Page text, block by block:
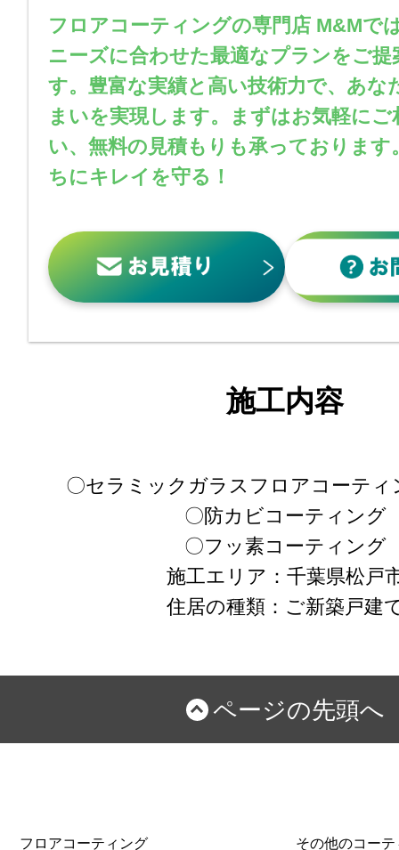
フロアコーティングの専門店 M&Mで
ニーズに合わせた最適なプランをご提
す。豊富な実績と高い技術力で、あな
まいを実現します。まずはお気軽にご
い、無料の見積もりも承っております
ちにキレイを守る！
施工内容
〇セラミックガラスフロアコーティ
〇防カビコーティング
〇フッ素コーティング
施工エリア：千葉県松戸
住居の種類：ご新築戸建
ページの先頭へ
フロアコーティング その他のコー